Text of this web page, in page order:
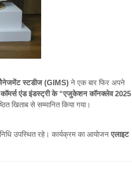
स्टडीज (GIMS) ने एक बार फिर अपने
एंड इंडस्ट्री के “एजुकेशन कॉनक्लेव 2025
खिताब से सम्मानित किया गया।
उपस्थित रहे। कार्यक्रम का आयोजन एलाइट